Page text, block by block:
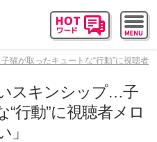
猫が取ったキュートな“行動”に視聴者
スキンシップ…子
行動”に視聴者メロ
」